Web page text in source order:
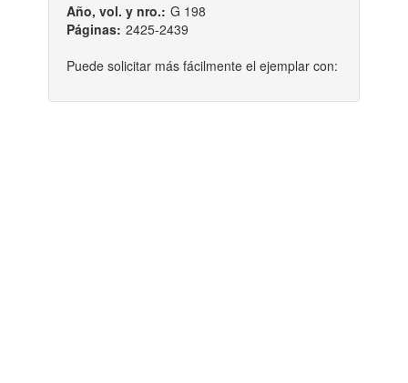
Año, vol. y nro.: G 198
Páginas: 2425-2439
Puede solicitar más fácilmente el ejemplar con: